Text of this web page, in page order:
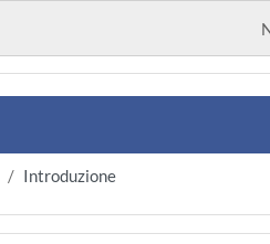
Introduzione